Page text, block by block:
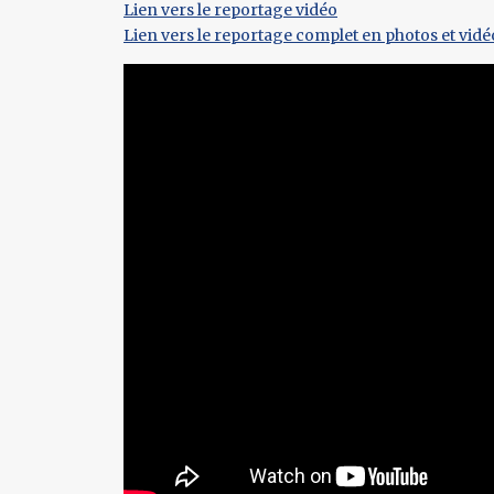
Lien vers le reportage vidéo
Lien vers le reportage complet en photos et